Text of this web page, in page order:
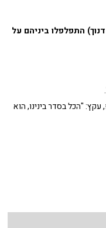
התפלפלו ביניהם על
"הכל בסדר בינינו, הוא